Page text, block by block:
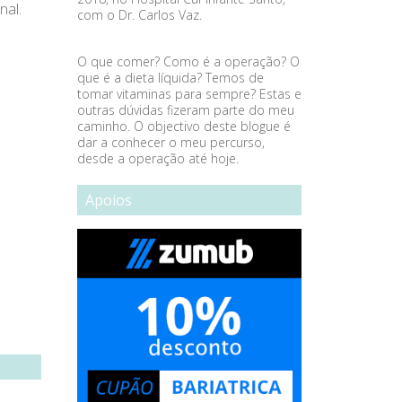
com o Dr. Carlos Vaz.
O que comer? Como é a operação? O
que é a dieta líquida? Temos de
tomar vitaminas para sempre? Estas e
outras dúvidas fizeram parte do meu
caminho. O objectivo deste blogue é
dar a conhecer o meu percurso,
desde a operação até hoje.
Apoios